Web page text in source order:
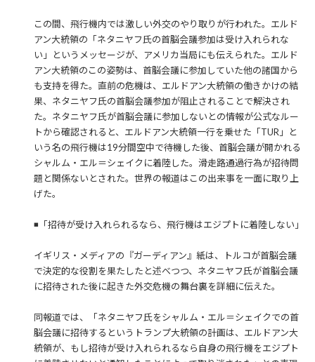
この間、飛行機内では激しい外交のやり取りが行われた。エルド
アン大統領の「ネタニヤフ氏の首脳会議参加は受け入れられな
い」というメッセージが、アメリカ当局にも伝えられた。エルド
アン大統領のこの姿勢は、首脳会議に参加していた他の諸国から
も支持を得た。直前の危機は、エルドアン大統領の働きかけの結
果、ネタニヤフ氏の首脳会議参加が阻止されることで解決され
た。ネタニヤフ氏が首脳会議に参加しないとの情報が公式なルー
トから確認されると、エルドアン大統領一行を乗せた「TUR」と
いう名の飛行機は19分間空中で待機した後、首脳会議が開かれる
シャルム・エル＝シェイクに着陸した。滑走路通過行為が招待問
題と関係ないとされた。世界の報道はこの出来事を一面に取り上
げた。
◾️「招待が受け入れられるなら、飛行機はエジプトに着陸しない」
イギリス・メディアの『ガーディアン』紙は、トルコが首脳会議
で決定的な役割を果たしたと述べつつ、ネタニヤフ氏が首脳会議
に招待された後に起きた外交危機の舞台裏を詳細に伝えた。
同報道では、「ネタニヤフ氏をシャルム・エル＝シェイクでの首
脳会議に招待するというトランプ大統領の計画は、エルドアン大
統領が、もし招待が受け入れられるなら自身の飛行機をエジプト